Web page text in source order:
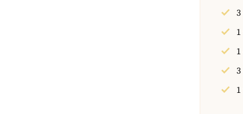
3
1
1
3
1